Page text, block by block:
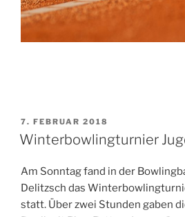
VERÖFFENTLICHT
AM
7. FEBRUAR 2018
Winterbowlingturnier
Am Sonntag fand in der
Delitzsch das
statt. Über zwei Stunden gaben